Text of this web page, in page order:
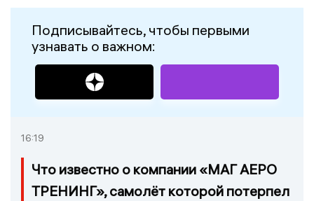
Подписывайтесь, чтобы первыми
узнавать о важном:
16:19
Что известно о компании «МАГ АЕРО
ТРЕНИНГ», самолёт которой потерпел